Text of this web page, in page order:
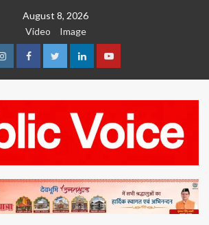
August 8, 2026
Video
Image
InstagramFacebookTwitterLinkedinYoutube